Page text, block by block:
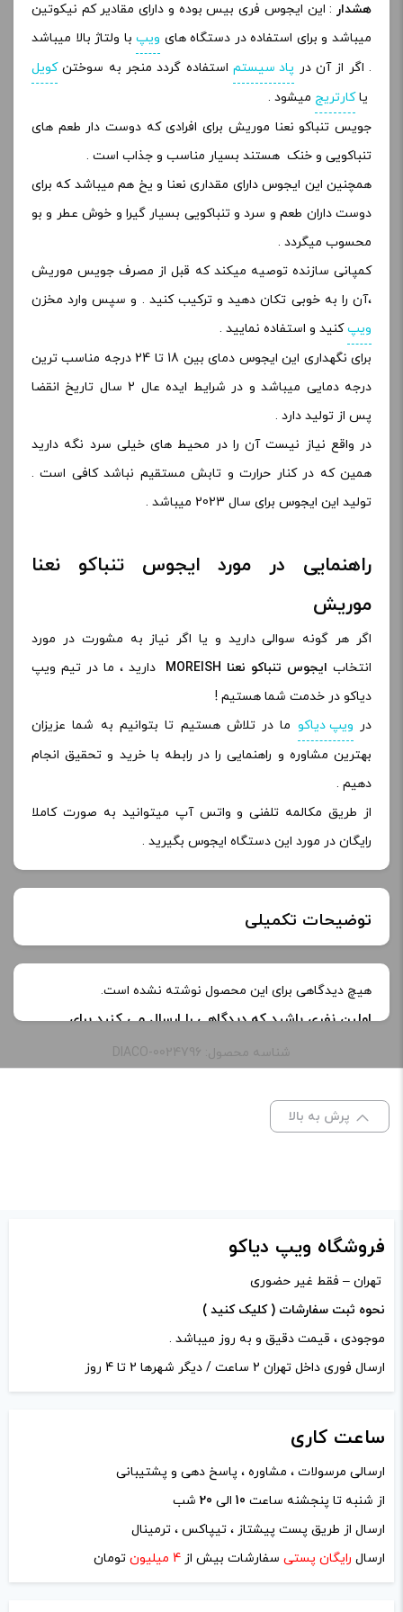
هشدار : این ایجوس فری بیس بوده و دارای مقادیر کم نیکوتین
میباشد و برای استفاده در دستگاه های ویپبا ولتاژ بالا میباشد
. اگر از آن در پاد سیستماستفاده گردد منجر به سوختنکویل
یاکارتریج میشود .
جویس تنباکو نعنا موریش برای افرادی که دوست دار طعم های
تنباکویی و خنک هستند بسیار مناسب و جذاب است .
همچنین این ایجوس دارای مقداری نعنا و یخ هم میباشد که برای
دوست داران طعم و سرد و تنباکویی بسیار گیرا و خوش عطر و بو
محسوب میگردد .
کمپانی سازنده توصیه میکند که قبل از مصرف جویس موریش
،آن را به خوبی تکان دهید و ترکیب کنید . و سپس وارد مخزن
ویپکنید و استفاده نمایید .
برای نگهداری این ایجوس دمای بین 18 تا 24 درجه مناسب ترین
درجه دمایی میباشد و در شرایط ایده عال 2 سال تاریخ انقضا
پس از تولید دارد .
در واقع نیاز نیست آن را در محیط های خیلی سرد نگه دارید
همین که در کنار حرارت و تابش مستقیم نباشد کافی است .
تولید این ایجوس برای سال 2023 میباشد .
راهنمایی در مورد ایجوس تنباکو نعنا
موریش
اگر هر گونه سوالی دارید و یا اگر نیاز به مشورت در مورد
انتخاب ایجوس تنباکو نعنا MOREISH
دارید ، ما در تیم ویپ
دیاکو در خدمت شما هستیم !
در ویپ دیاکو ما در تلاش هستیم تا بتوانیم به شما عزیزان
بهترین مشاوره و راهنمایی را در رابطه با خرید و تحقیق انجام
دهیم .
از طریق مکالمه تلفنی و واتس آپ میتوانید به صورت کاملا
رایگان در مورد این دستگاه ایجوس بگیرید .
توضیحات تکمیلی
نیکوتین: 3 میلی‌ گرم, 6 میلی‌ گرم
هیچ دیدگاهی برای این محصول نوشته نشده است.
اولین نفری باشید که دیدگاهی را ارسال می کنید برای
“جویس تنباکو نعنا موریش | MOREISH Tobacco
نشانی ایمیل شما منتشر نخواهد شد.
علامت‌گذاری شده‌اند
دیدگاه شما*
نام*
ایمیل*
شناسه محصول: DIACO-0024796
پرش به بالا
فروشگاه ویپ دیاکو
تهران – فقط غیر حضوری
نحوه ثبت سفارشات ( کلیک کنید )
موجودی ، قیمت دقیق و به روز میباشد .
ارسال فوری داخل تهران 2 ساعت / دیگر شهرها 2 تا 4 روز
ساعت کاری
ارسالی مرسولات ، مشاوره ، پاسخ دهی و پشتیبانی
از شنبه تا پنجشنه ساعت 10 الی 20 شب
ارسال از طریق پست پیشتاز ، تیپاکس ، ترمینال
ارسال رایگان پستی سفارشات بیش از 4 میلیون تومان